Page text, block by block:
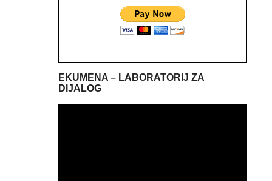
EKUMENA – LABORATORIJ ZA
DIJALOG